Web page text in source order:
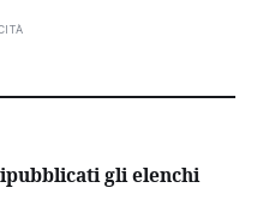
gli elenchi